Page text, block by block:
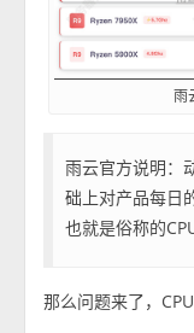
雨
雨云官方说明：
础上对产品每日
也就是俗称的
那么问题来了，